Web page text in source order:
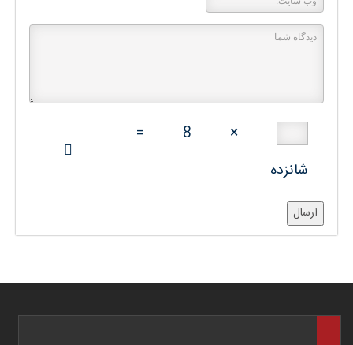
×
8
=
شانزده
ارسال